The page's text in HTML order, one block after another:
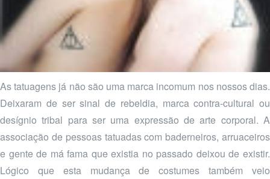
As tatuagens já não são uma marca incomum nos nossos dias.
Deixaram de ser sinal de rebeldia, marca contra-cultural ou
desígnio tribal para ser uma expressão de arte corporal. A
associação de pessoas tatuadas com baderneiros, arruaceiros
e gente de má fama que existia no passado deixou de existir.
Lógico que esta mudança de costumes também veio